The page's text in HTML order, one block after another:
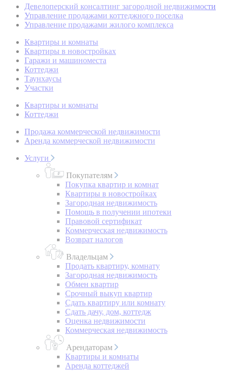
Девелоперский консалтинг загородной недвижимости
Управление продажами коттеджного поселка
Управление продажами жилого комплекса
Квартиры и комнаты
Квартиры в новостройках
Гаражи и машиноместа
Коттеджи
Таунхаусы
Участки
Квартиры и комнаты
Коттеджи
Продажа коммерческой недвижимости
Аренда коммерческой недвижимости
Услуги
Покупателям
Покупка квартир и комнат
Квартиры в новостройках
Загородная недвижимость
Помощь в получении ипотеки
Правовой сертификат
Коммерческая недвижимость
Возврат налогов
Владельцам
Продать квартиру, комнату
Загородная недвижимость
Обмен квартир
Срочный выкуп квартир
Сдать квартиру или комнату
Сдать дачу, дом, коттедж
Оценка недвижимости
Коммерческая недвижимость
Арендаторам
Квартиры и комнаты
Аренда коттеджей